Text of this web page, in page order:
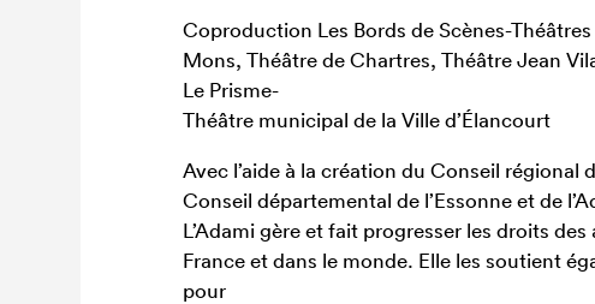
Coproduction Les Bords de Scènes-
Mons, Théâtre de Chartres, Théâtre Jean
Le Prisme-
Théâtre municipal de la Ville d’Élancourt
Avec l’aide à la création du Conseil régional
Conseil départemental de l’Essonne et de
L’Adami gère et fait progresser les droits
France et dans le monde. Elle les soutient
pour